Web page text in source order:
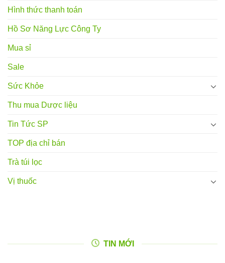
Hình thức thanh toán
Hồ Sơ Năng Lực Công Ty
Mua sỉ
Sale
Sức Khỏe
Thu mua Dược liệu
Tin Tức SP
TOP địa chỉ bán
Trà túi lọc
Vị thuốc
TIN MỚI